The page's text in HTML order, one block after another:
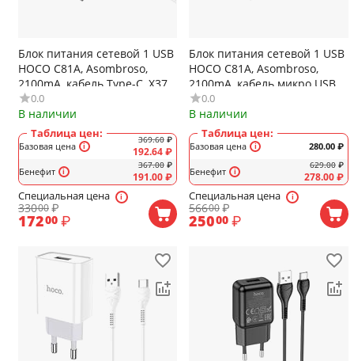
Блок питания сетевой 1 USB
HOCO C81A, Asombroso,
2100mA, кабель Type-C, X37
cool, цвет: белый
0.0
В наличии
Таблица цен:
Базовая цена
Бенефит
369.60 ₽
192.64₽
367.00 ₽
191.00₽
Специальная цена
33000 ₽
17200 ₽
Блок питания сетевой 1 USB
HOCO C81A, Asombroso,
2100mA, кабель микро USB,
X37 cool, цвет: белый
0.0
В наличии
Таблица цен:
Базовая цена
Бенефит
280.00₽
629.00 ₽
278.00₽
Специальная цена
56600₽
25000 ₽